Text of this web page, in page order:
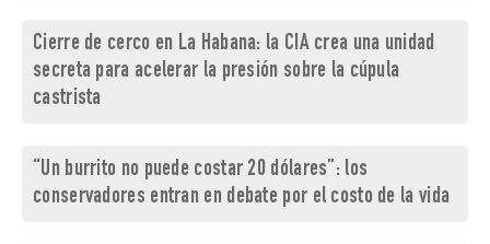
Cierre de cerco en La Habana: la CIA crea una unidad
secreta para acelerar la presión sobre la cúpula
castrista
“Un burrito no puede costar 20 dólares”: los
conservadores entran en debate por el costo de la vida